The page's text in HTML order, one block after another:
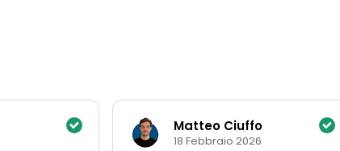
Matteo Ciuffo
18 Febbraio 2026